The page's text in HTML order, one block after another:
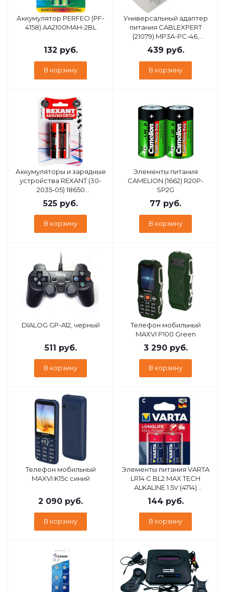
Аккумулятор PERFEO (PF-
4158) AA2100MAH-2BL
132 руб.
В корзину
Универсальный адаптер
питания CABLEXPERT
(21079) MP3A-PC-46,
QC3.0/PD, 2 порта: USB и
Type-C, белый, пакет
439 руб.
В корзину
Аккумуляторы и зарядные
устройства REXANT (30-
2035-05) 18650
АККУМУЛЯТОР
UNPROTECTED LI-ION
3000 MAH 3.7 В
525 руб.
В корзину
Элементы питания
CAMELION (1662) R20P-
SP2G
77 руб.
В корзину
DIALOG GP-A12, черный
511 руб.
В корзину
Телефон мобильный
MAXVI P100 Green
3 290руб.
В корзину
Телефон мобильный
MAXVI K15c синий
2 090 руб.
В корзину
Элементы питания VARTA
LR14 C BL2 MAX TECH
ALKALINE 1.5V (4714)
(4714101402)
144руб.
В корзину